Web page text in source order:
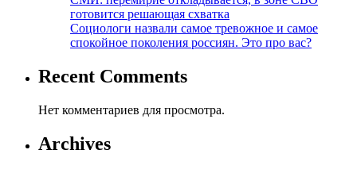
готовится решающая схватка
Социологи назвали самое тревожное и самое
спокойное поколения россиян. Это про вас?
Recent Comments
Нет комментариев для просмотра.
Archives